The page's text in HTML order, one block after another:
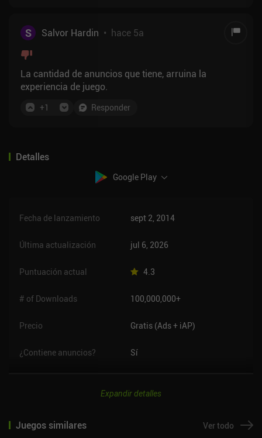
S Salvor Hardin • hace 5a
La cantidad de anuncios que tiene, arruina la
experiencia de juego.
+1 Responder
Detalles
Google Play
Fecha de lanzamiento sept 2, 2014
Última actualización jul 6, 2026
Puntuación actual 4.3
# of Downloads 100,000,000+
Precio Gratis (Ads + iAP)
¿Contiene anuncios? Sí
Expandir detalles
Juegos similares Ver todo